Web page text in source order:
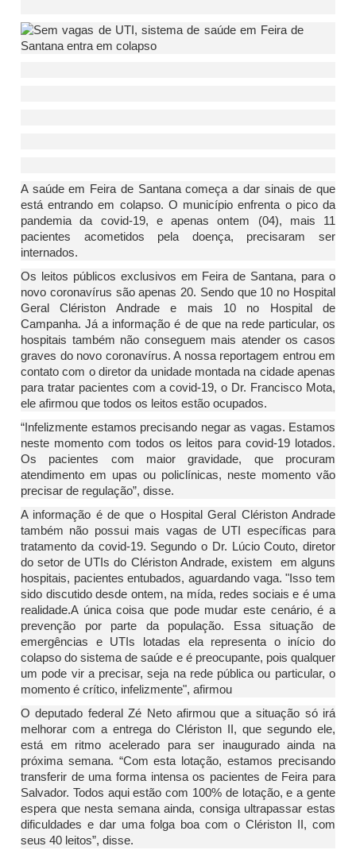
A saúde em Feira de Santana começa a dar sinais de que
está entrando em colapso. O município enfrenta o pico da
pandemia da covid-19, e apenas ontem (04), mais 11
pacientes acometidos pela doença, precisaram ser
internados.
Os leitos públicos exclusivos em Feira de Santana, para o
novo coronavírus são apenas 20. Sendo que 10 no Hospital
Geral Clériston Andrade e mais 10 no Hospital de
Campanha. Já a informação é de que na rede particular, os
hospitais também não conseguem mais atender os casos
graves do novo coronavírus. A nossa reportagem entrou em
contato com o diretor da unidade montada na cidade apenas
para tratar pacientes com a covid-19, o Dr. Francisco Mota,
ele afirmou que todos os leitos estão ocupados.
“Infelizmente estamos precisando negar as vagas. Estamos
neste momento com todos os leitos para covid-19 lotados.
Os pacientes com maior gravidade, que procuram
atendimento em upas ou policlínicas, neste momento vão
precisar de regulação”, disse.
A informação é de que o Hospital Geral Clériston Andrade
também não possui mais vagas de UTI específicas para
tratamento da covid-19. Segundo o Dr. Lúcio Couto, diretor
do setor de UTIs do Clériston Andrade, existem em alguns
hospitais, pacientes entubados, aguardando vaga. "Isso tem
sido discutido desde ontem, na mída, redes sociais e é uma
realidade.A única coisa que pode mudar este cenário, é a
prevenção por parte da população. Essa situação de
emergências e UTIs lotadas ela representa o início do
colapso do sistema de saúde e é preocupante, pois qualquer
um pode vir a precisar, seja na rede pública ou particular, o
momento é crítico, infelizmente", afirmou
O deputado federal Zé Neto afirmou que a situação só irá
melhorar com a entrega do Clériston II, que segundo ele,
está em ritmo acelerado para ser inaugurado ainda na
próxima semana. “Com esta lotação, estamos precisando
transferir de uma forma intensa os pacientes de Feira para
Salvador. Todos aqui estão com 100% de lotação, e a gente
espera que nesta semana ainda, consiga ultrapassar estas
dificuldades e dar uma folga boa com o Clériston II, com
seus 40 leitos”, disse.